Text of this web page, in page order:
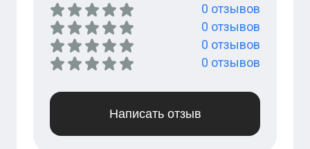
0 отзывов
0 отзывов
0 отзывов
0 отзывов
Написать отзыв